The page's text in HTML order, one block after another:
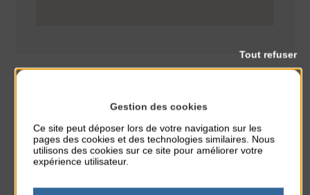
PARTAGER CETTE INFO :
Gestion des cookies
Ce site peut déposer lors de votre navigation sur les
pages des cookies et des technologies similaires. Nous
utilisons des cookies sur ce site pour améliorer votre
expérience utilisateur.
Tout refuser